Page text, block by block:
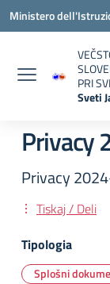
Vai ai contenuti
Vai al menu di
Vai al footer
Ministero
PRI
Sveti
Privacy
Privacy
Tiskaj / Deli
Tipologia
Splošni